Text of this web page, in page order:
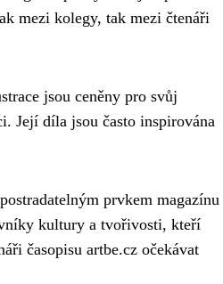
mezi kolegy, tak mezi čtenáři
jsou ceněny pro svůj
Její díla jsou často inspirována
prvkem magazínu
kultury a tvořivosti, kteří
časopisu artbe.cz očekávat